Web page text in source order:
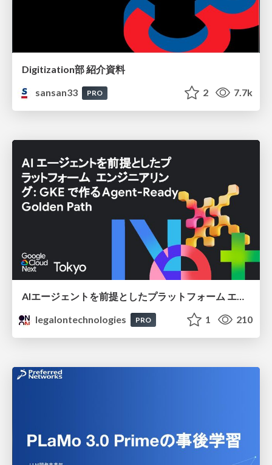
Digitization部 紹介資料
sansan33
PRO 2 7.7k
legalontechnologies
PRO 1 210